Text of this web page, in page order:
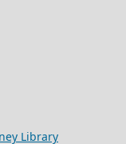
Library